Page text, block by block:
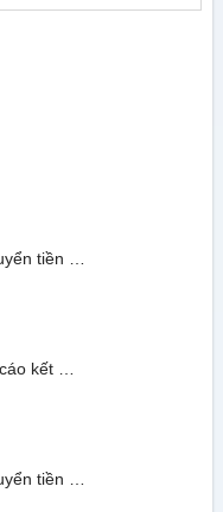
tiền …
kết …
tiền …